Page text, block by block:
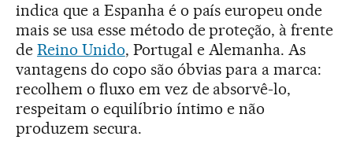
indica que a Espanha é o país europeu onde
mais se usa esse método de proteção, à frente
de Reino Unido, Portugal e Alemanha. As
vantagens do copo são óbvias para a marca:
recolhem o fluxo em vez de absorvê-lo,
respeitam o equilíbrio íntimo e não
produzem secura.